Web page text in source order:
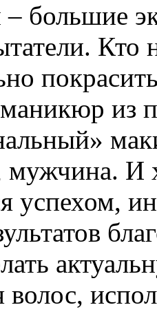
большие
Кто
из
мужчина.
успехом,
волос,